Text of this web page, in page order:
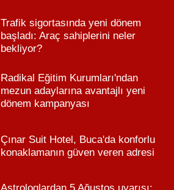
Trafik sigortasında yeni dönem
başladı: Araç sahiplerini neler
bekliyor?
Radikal Eğitim Kurumları'ndan
mezun adaylarına avantajlı yeni
dönem kampanyası
Çınar Suit Hotel, Buca'da konforlu
konaklamanın güven veren adresi